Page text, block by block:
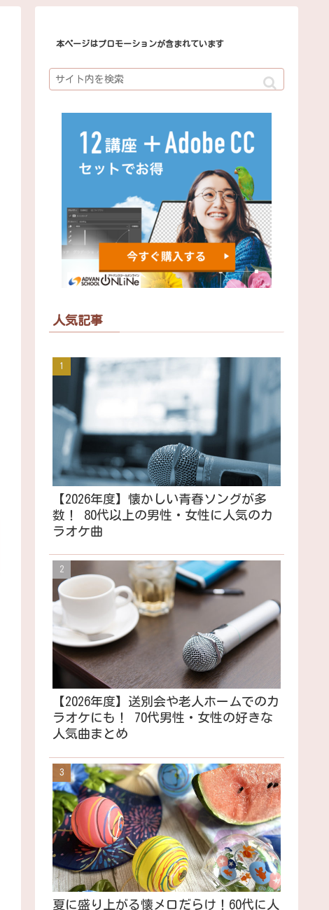
本ページはプロモーションが含まれています
人気記事
【2026年度】懐かしい青春ソングが多
数！ 80代以上の男性・女性に人気のカ
ラオケ曲
【2026年度】送別会や老人ホームでのカ
ラオケにも！ 70代男性・女性の好きな
人気曲まとめ
夏に盛り上がる懐メロだらけ！60代に人